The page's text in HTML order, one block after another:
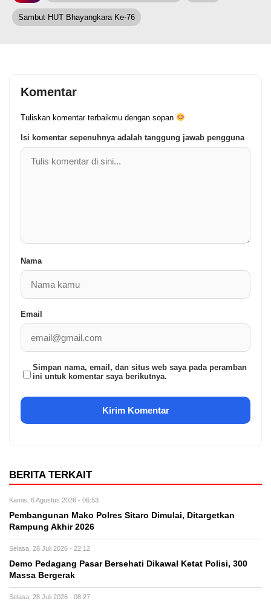
Sambut HUT Bhayangkara Ke-76
Komentar
Tuliskan komentar terbaikmu dengan sopan
Isi komentar sepenuhnya adalah tanggung jawab pengguna
Nama
Email
Simpan nama, email, dan situs web saya pada peramban
ini untuk komentar saya berikutnya.
BERITA TERKAIT
Kamis, 6 Agustus 2026 - 06:53
Pembangunan Mako Polres Sitaro Dimulai, Ditargetkan
Rampung Akhir 2026
Selasa, 28 Juli 2026 - 22:12
Demo Pedagang Pasar Bersehati Dikawal Ketat Polisi, 300
Massa Bergerak
Selasa, 28 Juli 2026 - 08:27